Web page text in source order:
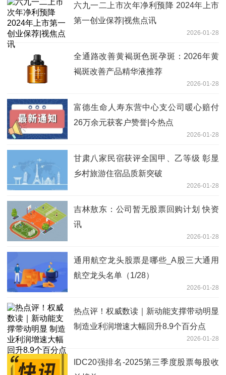
六九一二上市次年净利预降 2024年上市
第一创业保荐|视焦点讯
2026-01-28
全通路改善黄褐斑色斑孕斑：2026年黄
褐斑改善产品精华液推荐
2026-01-28
富德生命人寿东营中心支公司暖心赔付
26万余元获客户赞誉|今热点
2026-01-28
甘肃八家民宿获评全国甲、乙等级 彰显
乡村旅游住宿品质新突破
2026-01-28
吉林敖东：公司暂无股票回购计划 快资
讯
2026-01-28
通用航空龙头股票是哪些_A股三大通用
航空龙头名单（1/28）
2026-01-28
热点评！权威数读｜新动能支撑带动明显
制造业利润增速大幅回升8.9个百分点
2026-01-28
IDC20强排名-2025第三季度股票每股收